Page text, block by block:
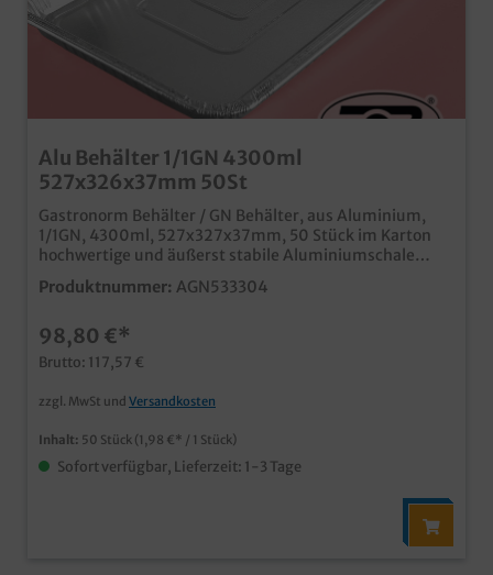
Alu Behälter 1/1GN 4300ml
527x326x37mm 50St
Gastronorm Behälter / GN Behälter, aus Aluminium,
1/1GN, 4300ml, 527x327x37mm, 50 Stück im Karton
hochwertige und äußerst stabile Aluminiumschale
hitzefest bis 380°C passende Aluminiumdeckel separat
bestellbar ideal für den Einsatz in Restaurants,
Produktnummer: AGN533304
98,80 €*
Brutto: 117,57 €
zzgl. MwSt und Versandkosten
Inhalt: 50 Stück (1,98 €* / 1 Stück)
Sofort verfügbar, Lieferzeit: 1-3 Tage